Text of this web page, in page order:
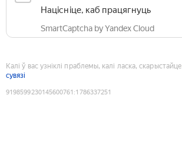
Націсніце, каб працягнуць
SmartCaptcha by Yandex Cloud
Калі ў вас узніклі праблемы, калі ласка, скарыстайце
сувязі
9198599230145600761 :1786337251